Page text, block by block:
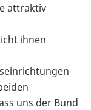
attraktiv
ihnen
uns der Bund